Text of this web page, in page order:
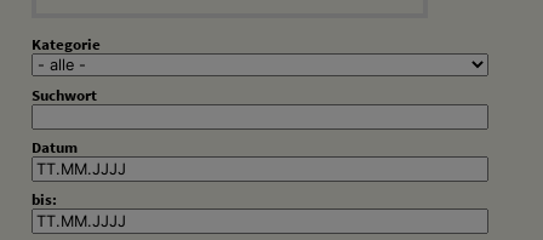
Kategorie
Suchwort
Datum
bis: